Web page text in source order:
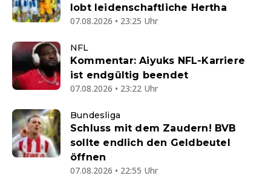
lobt leidenschaftliche Hertha
07.08.2026 • 23:25 Uhr
NFL
Kommentar: Aiyuks NFL-Karriere
ist endgültig beendet
07.08.2026 • 23:22 Uhr
Bundesliga
Schluss mit dem Zaudern! BVB
sollte endlich den Geldbeutel
öffnen
07.08.2026 • 22:55 Uhr